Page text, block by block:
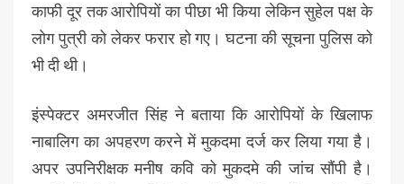
काफी दूर तक आरोपियों का पीछा भी किया लेकिन सुहेल पक्ष के
लोग पुत्री को लेकर फरार हो गए। घटना की सूचना पुलिस को
भी दी थी।
इंस्पेक्टर अमरजीत सिंह ने बताया कि आरोपियों के खिलाफ
नाबालिग का अपहरण करने में मुकदमा दर्ज कर लिया गया है।
अपर उपनिरीक्षक मनीष कवि को मुकदमे की जांच सौंपी है।